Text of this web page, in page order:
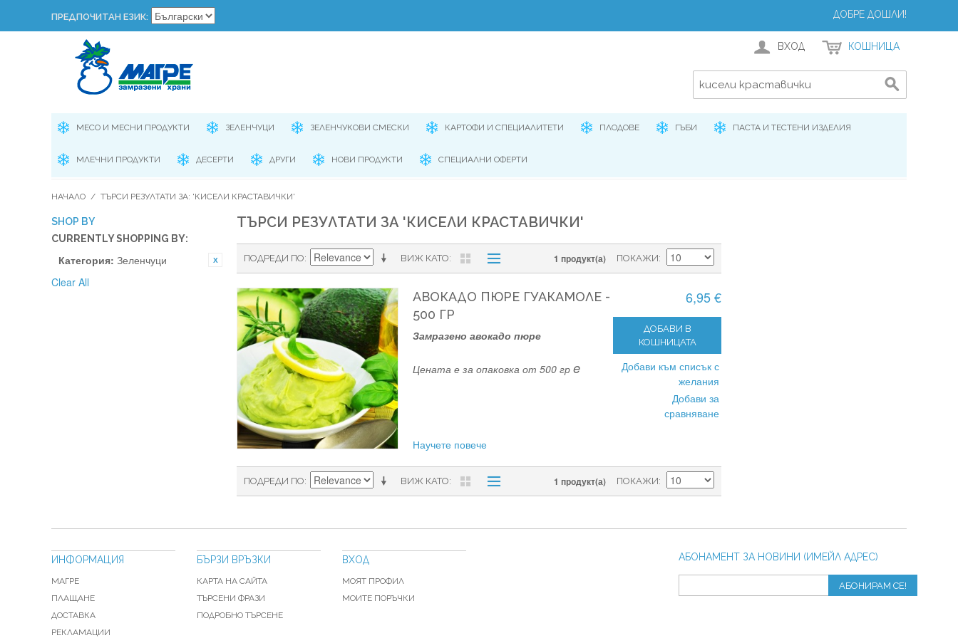
ПРЕДПОЧИТАН ЕЗИК: ДОБРЕ ДОШЛИ!
ВХОД КОШНИЦА
МЕСО И МЕСНИ ПРОДУКТИ ЗЕЛЕНЧУЦИ ЗЕЛЕНЧУКОВИ СМЕСКИ КАРТОФИ И СПЕЦИАЛИТЕТИ ПЛОДОВЕ ГЪБИ ПАСТА И ТЕСТЕНИ ИЗДЕЛИЯ
МЛЕЧНИ ПРОДУКТИ ДЕСЕРТИ ДРУГИ НОВИ ПРОДУКТИ СПЕЦИАЛНИ ОФЕРТИ
НАЧАЛО / ТЪРСИ РЕЗУЛТАТИ ЗА: 'КИСЕЛИ КРАСТАВИЧКИ'
SHOP BY
CURRENTLY SHOPPING BY:
Категория: Зеленчуци
Clear All
ТЪРСИ РЕЗУЛТАТИ ЗА 'КИСЕЛИ КРАСТАВИЧКИ'
ВИЖ КАТО
ПОДРЕДИ ПО 1 продукт(а) ПОКАЖИ
АВОКАДО ПЮРЕ ГУАКАМОЛЕ -
500 ГР
6,95 €
ДОБАВИ В
КОШНИЦАТА
Добави към списък с
желания
Добави за
сравняване
Замразено авокадо пюре
Цената е за опаковка от 500 гр e
Научете повече
ВИЖ КАТО
ПОДРЕДИ ПО 1 продукт(а) ПОКАЖИ
АБОНАМЕНТ ЗА НОВИНИ (ИМЕЙЛ АДРЕС)
АБОНИРАМ СЕ!
ИНФОРМАЦИЯ
МАГРЕ
ПЛАЩАНЕ
ДОСТАВКА
РЕКЛАМАЦИИ
БЪРЗИ ВРЪЗКИ
КАРТА НА САЙТА
ТЪРСЕНИ ФРАЗИ
ПОДРОБНО ТЪРСЕНЕ
ВХОД
МОЯТ ПРОФИЛ
МОИТЕ ПОРЪЧКИ